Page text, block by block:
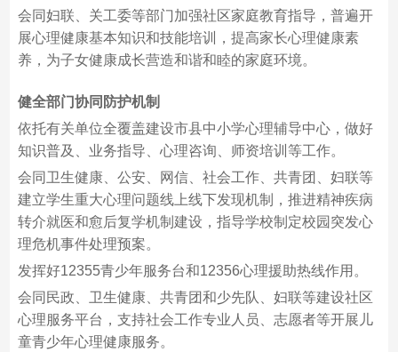
会同妇联、关工委等部门加强社区家庭教育指导，普遍开
展心理健康基本知识和技能培训，提高家长心理健康素
养，为子女健康成长营造和谐和睦的家庭环境。
健全部门协同防护机制
依托有关单位全覆盖建设市县中小学心理辅导中心，做好
知识普及、业务指导、心理咨询、师资培训等工作。
会同卫生健康、公安、网信、社会工作、共青团、妇联等
建立学生重大心理问题线上线下发现机制，推进精神疾病
转介就医和愈后复学机制建设，指导学校制定校园突发心
理危机事件处理预案。
发挥好12355青少年服务台和12356心理援助热线作用。
会同民政、卫生健康、共青团和少先队、妇联等建设社区
心理服务平台，支持社会工作专业人员、志愿者等开展儿
童青少年心理健康服务。